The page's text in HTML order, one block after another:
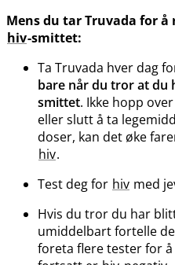
Mens du tar Truvada for
hiv-smittet:
Ta Truvada hver dag
bare når du tror at
smittet. Ikke hopp
eller slutt å ta
doser, kan det øke
hiv.
Test deg for hiv med
Hvis du tror du har
umiddelbart fortelle
foreta flere tester for